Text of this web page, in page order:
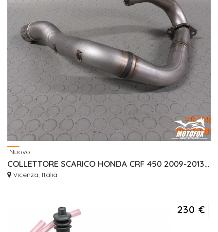
Nuovo
COLLETTORE SCARICO HONDA CRF 450 2009-2013 NUOVO OEM
Vicenza, Italia
230 €